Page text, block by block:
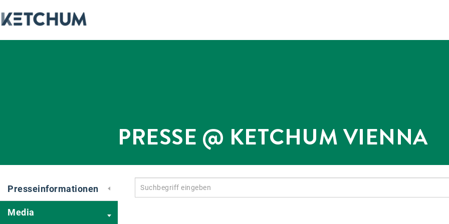
PRESSE @ KETCHUM VIENNA
Presseinformationen
Media